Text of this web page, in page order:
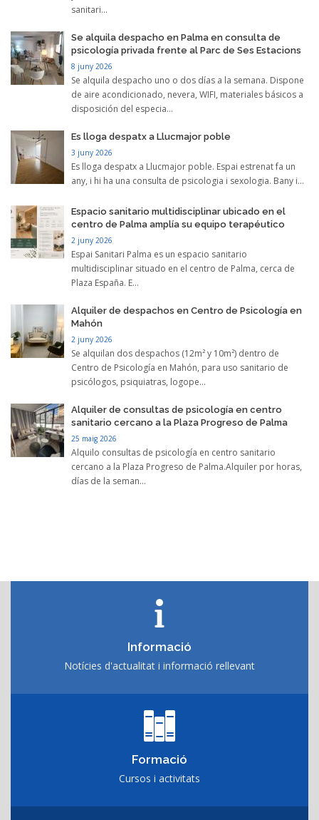
sanitari...
Se alquila despacho en Palma en consulta de
psicología privada frente al Parc de Ses Estacions
8 juny 2026
Se alquila despacho uno o dos días a la semana. Dispone
de aire acondicionado, nevera, WIFI, materiales básicos a
disposición del especia...
Es lloga despatx a Llucmajor poble
3 juny 2026
Es lloga despatx a Llucmajor poble. Espai estrenat fa un
any, i hi ha una consulta de psicologia i sexologia. Bany i...
Espacio sanitario multidisciplinar ubicado en el
centro de Palma amplía su equipo terapéutico
2 juny 2026
Espai Sanitari Palma es un espacio sanitario
multidisciplinar situado en el centro de Palma, cerca de
Plaza España. E...
Alquiler de despachos en Centro de Psicología en
Mahón
2 juny 2026
Se alquilan dos despachos (12m² y 10m²) dentro de
Centro de Psicología en Mahón, para uso sanitario de
psicólogos, psiquiatras, logope...
Alquiler de consultas de psicología en centro
sanitario cercano a la Plaza Progreso de Palma
25 maig 2026
Alquilo consultas de psicología en centro sanitario
cercano a la Plaza Progreso de Palma.Alquiler por horas,
días de la seman...
Informació
Notícies d'actualitat i informació rellevant
Formació
Cursos i activitats